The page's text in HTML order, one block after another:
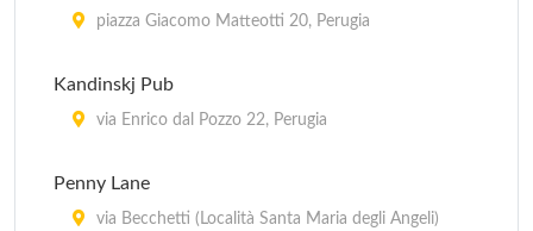
Etrusca
Etruschetto
piazza Giacomo Matteotti 20, Perugia
Kandinskj Pub
via Enrico dal Pozzo 22, Perugia
Penny Lane
via Becchetti (Località Santa Maria degli Angeli)